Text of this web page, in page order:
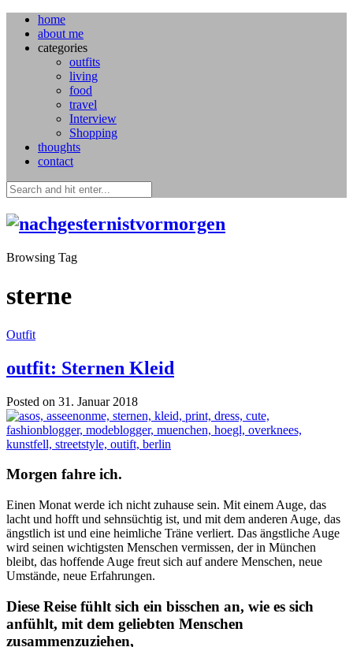
home
about me
categories
outfits
living
food
travel
Interview
Shopping
thoughts
contact
Browsing Tag
sterne
Outfit
outfit: Sternen Kleid
Posted on 31. Januar 2018
Morgen fahre ich.
Einen Monat werde ich nicht zuhause sein. Mit einem Auge, das
lacht und hofft und sehnsüchtig ist, und mit dem anderen Auge, das
ängstlich ist und eine heimliche Träne verliert. Das ängstliche Auge
wird seinen wichtigsten Menschen vermissen, der in München
bleibt, das hoffende Auge freut sich auf andere Menschen, neue
Umstände, neue Erfahrungen.
Diese Reise fühlt sich ein bisschen an, wie es sich
anfühlt, mit dem geliebten Menschen
zusammenzuziehen,